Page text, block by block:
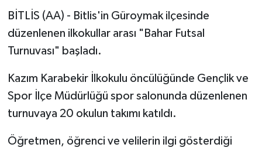
BİTLİS (AA) - Bitlis'in Güroymak ilçesinde
düzenlenen ilkokullar arası "Bahar Futsal
Turnuvası" başladı.
Kazım Karabekir İlkokulu öncülüğünde Gençlik ve
Spor İlçe Müdürlüğü spor salonunda düzenlenen
turnuvaya 20 okulun takımı katıldı.
Öğretmen, öğrenci ve velilerin ilgi gösterdiği
MEDYA
ÖZEL HABER
POLİTİKA
SAĞLIK
SİYASET